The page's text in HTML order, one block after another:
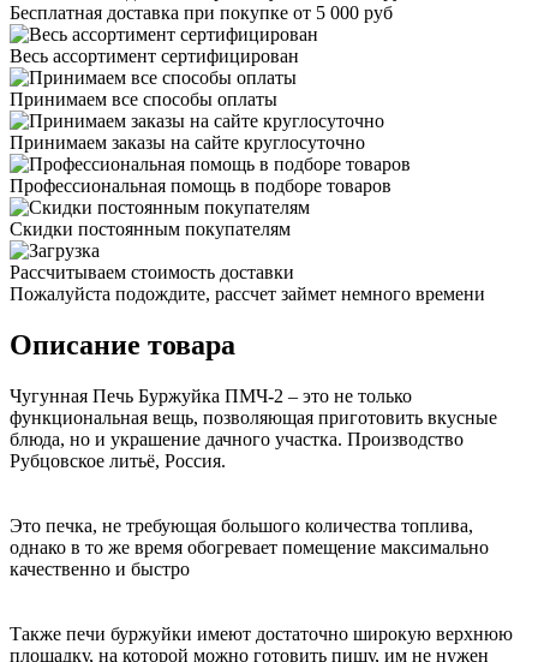
Бесплатная доставка при покупке от 5 000 руб
Весь ассортимент сертифицирован
Принимаем все способы оплаты
Принимаем заказы на сайте круглосуточно
Профессиональная помощь в подборе товаров
Скидки постоянным покупателям
Рассчитываем стоимость доставки
Пожалуйста подождите, рассчет займет немного времени
Описание товара
Чугунная Печь Буржуйка ПМЧ-2 – это не только
функциональная вещь, позволяющая приготовить вкусные
блюда, но и украшение дачного участка. Производство
Рубцовское литьё, Россия.
Это печка, не требующая большого количества топлива,
однако в то же время обогревает помещение максимально
качественно и быстро
Также печи буржуйки имеют достаточно широкую верхнюю
площадку, на которой можно готовить пищу, им не нужен